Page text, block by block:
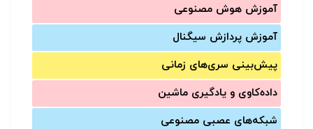
آموزش‌ هوش مصنوعی
آموزش‌ پردازش سیگنال
پیش‌‌بینی سری‌‌های زمانی
داده‌کاوی و یادگیری ماشین
شبکه‌های عصبی مصنوعی